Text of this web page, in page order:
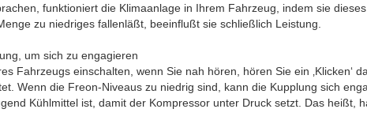
funktioniert die Klimaanlage in Ihrem Fahrzeug, indem sie
zu niedriges fallenläßt, beeinflußt sie schließlich Leistung.
um sich zu engagieren
Fahrzeugs einschalten, wenn Sie nah hören, hören Sie ein ‚Klicken‘
Wenn die Freon-Niveaus zu niedrig sind, kann die Kupplung sich
Kühlmittel ist, damit der Kompressor unter Druck setzt. Das heißt,